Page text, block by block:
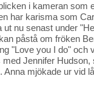
i kameran som
har karisma som
nu senast under
påstå om fröken
"Love you I do" och
Jennifer
mjökade ur vid